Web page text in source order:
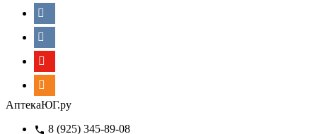
АптекаЮГ.ру
8 (925) 345-89-08